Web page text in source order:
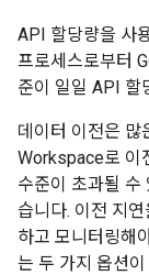
API 할당량을 사
프로세스로부터
준이 일일 API 할
데이터 이전은
Workspace로 이
수준이 초과될 수
습니다. 이전 지
하고 모니터링해
는 두 가지 옵션